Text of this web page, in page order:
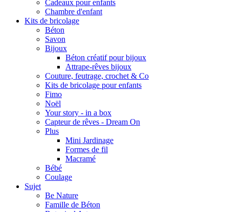
Cadeaux pour enfants
Chambre d'enfant
Kits de bricolage
Béton
Savon
Bijoux
Béton créatif pour bijoux
Attrape-rêves bijoux
Couture, feutrage, crochet & Co
Kits de bricolage pour enfants
Fimo
Noël
Your story - in a box
Capteur de rêves - Dream On
Plus
Mini Jardinage
Formes de fil
Macramé
Bébé
Coulage
Sujet
Be Nature
Famille de Béton